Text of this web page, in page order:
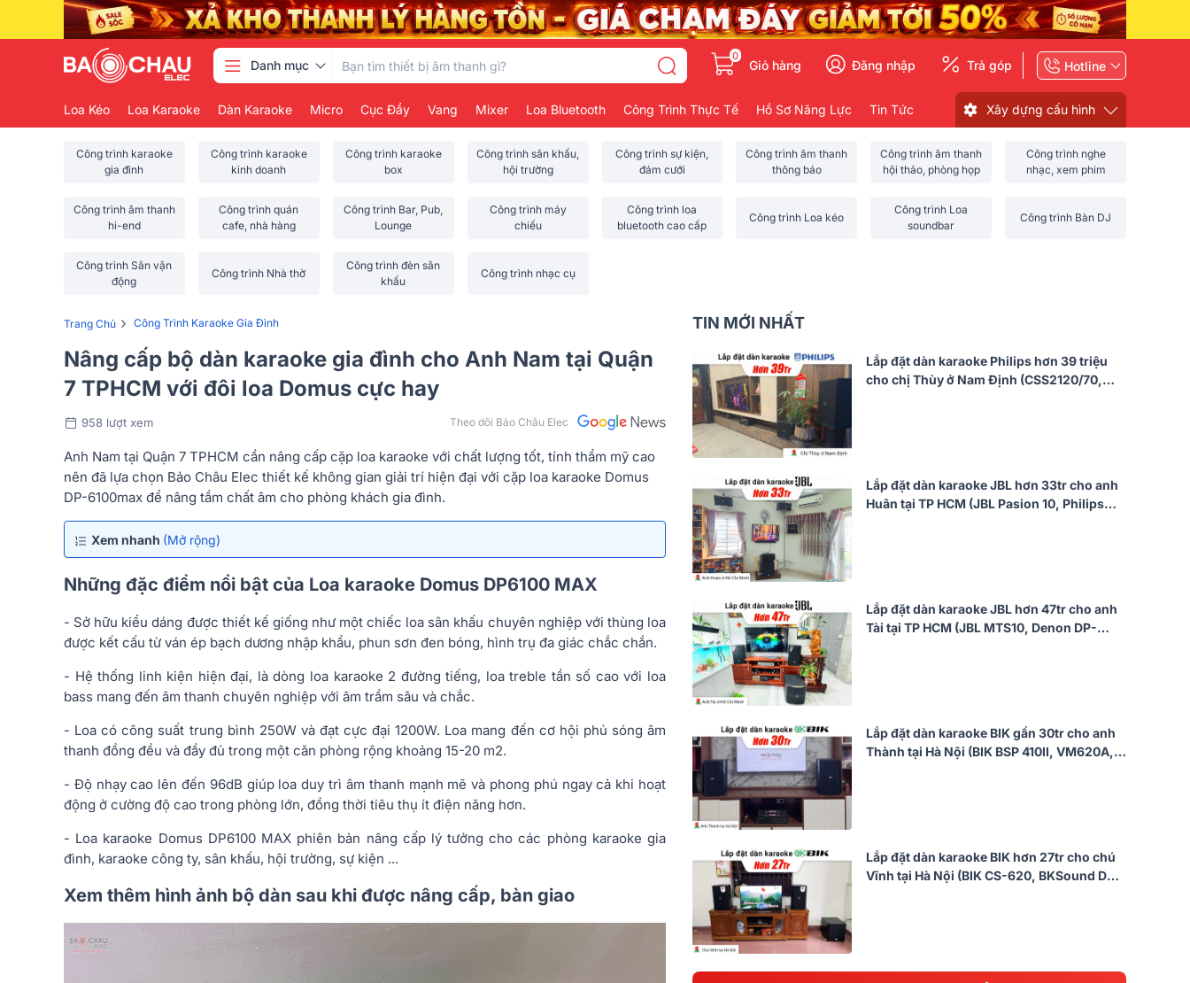
Danh mục
0
Giỏ hàng Đăng nhập Trả góp Hotline
Loa Kéo Loa Karaoke Dàn Karaoke Micro Cục Đẩy Vang Mixer Loa Bluetooth Công Trình Thực Tế Hồ Sơ Năng Lực Tin Tức Xây dựng cấu hình
Công trình karaoke
gia đình
Công trình karaoke
kinh doanh
Công trình karaoke
box
Công trình sân khấu,
hội trường
Công trình sự kiện,
đám cưới
Công trình âm thanh
thông báo
Công trình âm thanh
hội thảo, phòng họp
Công trình nghe
nhạc, xem phim
Công trình âm thanh
hi-end
Công trình quán
cafe, nhà hàng
Công trình Bar, Pub,
Lounge
Công trình máy
chiếu
Công trình loa
bluetooth cao cấp
Công trình Loa kéo
Công trình Loa
soundbar
Công trình Bàn DJ
Công trình Sân vận
động
Công trình Nhà thờ
Công trình đèn sân
khấu
Công trình nhạc cụ
Trang Chủ › Công Trình Karaoke Gia Đình
Nâng cấp bộ dàn karaoke gia đình cho Anh Nam tại Quận
7 TPHCM với đôi loa Domus cực hay
958 lượt xem Theo dõi Bảo Châu Elec
Anh Nam tại Quận 7 TPHCM cần nâng cấp cặp loa karaoke với chất lượng tốt, tính thẩm mỹ cao
nên đã lựa chọn Bảo Châu Elec thiết kế không gian giải trí hiện đại với cặp loa karaoke Domus
DP-6100max để nâng tầm chất âm cho phòng khách gia đình.
Xem nhanh (Mở rộng)
Những đặc điểm nổi bật của Loa karaoke Domus DP6100 MAX
- Sở hữu kiểu dáng được thiết kế giống như một chiếc loa sân khấu chuyên nghiệp với thùng loa
được kết cấu từ ván ép bạch dương nhập khẩu, phun sơn đen bóng, hình trụ đa giác chắc chắn.
- Hệ thống linh kiện hiện đại, là dòng loa karaoke 2 đường tiếng, loa treble tần số cao với loa
bass mang đến âm thanh chuyên nghiệp với âm trầm sâu và chắc.
- Loa có công suất trung bình 250W và đạt cực đại 1200W. Loa mang đến cơ hội phủ sóng âm
thanh đồng đều và đầy đủ trong một căn phòng rộng khoảng 15-20 m2.
- Độ nhạy cao lên đến 96dB giúp loa duy trì âm thanh mạnh mẽ và phong phú ngay cả khi hoạt
động ở cường độ cao trong phòng lớn, đồng thời tiêu thụ ít điện năng hơn.
- Loa karaoke Domus DP6100 MAX phiên bản nâng cấp lý tưởng cho các phòng karaoke gia
đình, karaoke công ty, sân khấu, hội trường, sự kiện ...
Xem thêm hình ảnh bộ dàn sau khi được nâng cấp, bàn giao
TIN MỚI NHẤT
Lắp đặt dàn karaoke Philips hơn 39 triệu
cho chị Thùy ở Nam Định (CSS2120/70,
Lắp đặt dàn karaoke JBL hơn 33tr cho anh
Huân tại TP HCM (JBL Pasion 10, Philips
Lắp đặt dàn karaoke JBL hơn 47tr cho anh
Tài tại TP HCM (JBL MTS10, Denon DP-
Lắp đặt dàn karaoke BIK gần 30tr cho anh
Thành tại Hà Nội (BIK BSP 410II, VM620A,
Lắp đặt dàn karaoke BIK hơn 27tr cho chú
Vĩnh tại Hà Nội (BIK CS-620, BKSound DKA